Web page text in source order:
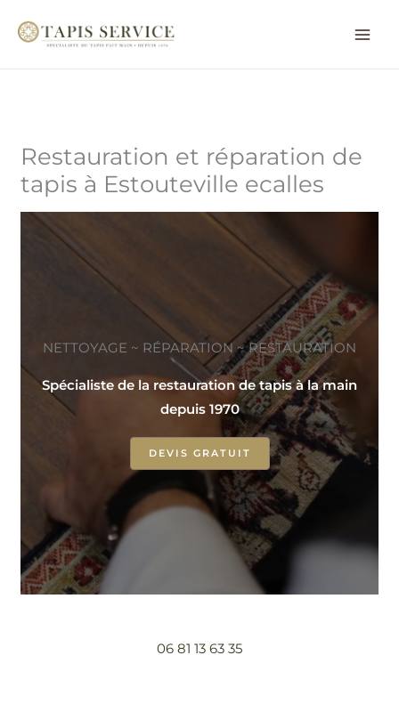
Restauration et réparation de
tapis à Estouteville ecalles
NETTOYAGE ~ RÉPARATION ~ RESTAURATION
Spécialiste de la restauration de tapis à la main
depuis 1970
DEVIS GRATUIT
06 81 13 63 35